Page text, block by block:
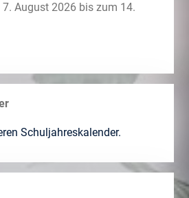
August 2026 bis zum 14.
Schuljahreskalender.